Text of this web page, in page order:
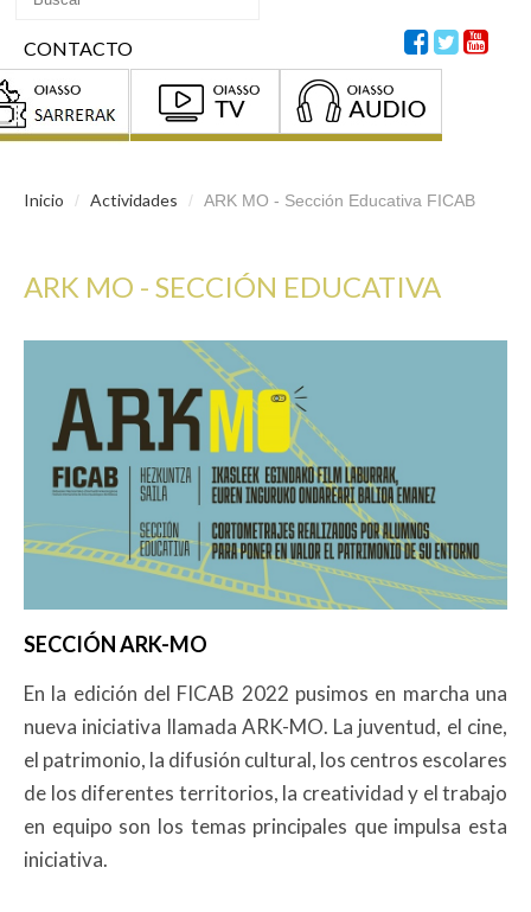
CONTACTO
Inicio / Actividades / ARK MO - Sección Educativa FICAB
ARK MO - SECCIÓN EDUCATIVA
SECCIÓN ARK-MO
En la edición del FICAB 2022 pusimos en marcha una
nueva iniciativa llamada ARK-MO. La juventud, el cine,
el patrimonio, la difusión cultural, los centros escolares
de los diferentes territorios, la creatividad y el trabajo
en equipo son los temas principales que impulsa esta
iniciativa.